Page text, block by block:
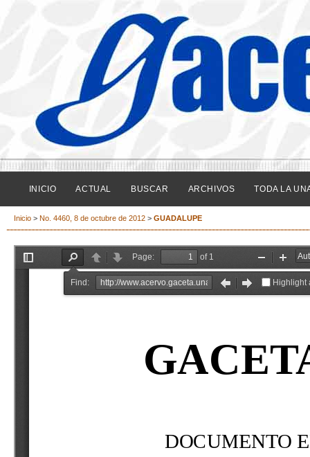
INICIO ACTUAL BUSCAR ARCHIVOS TODA LA
Inicio > No. 4460, 8 de octubre de 2012 > GUADALUPE